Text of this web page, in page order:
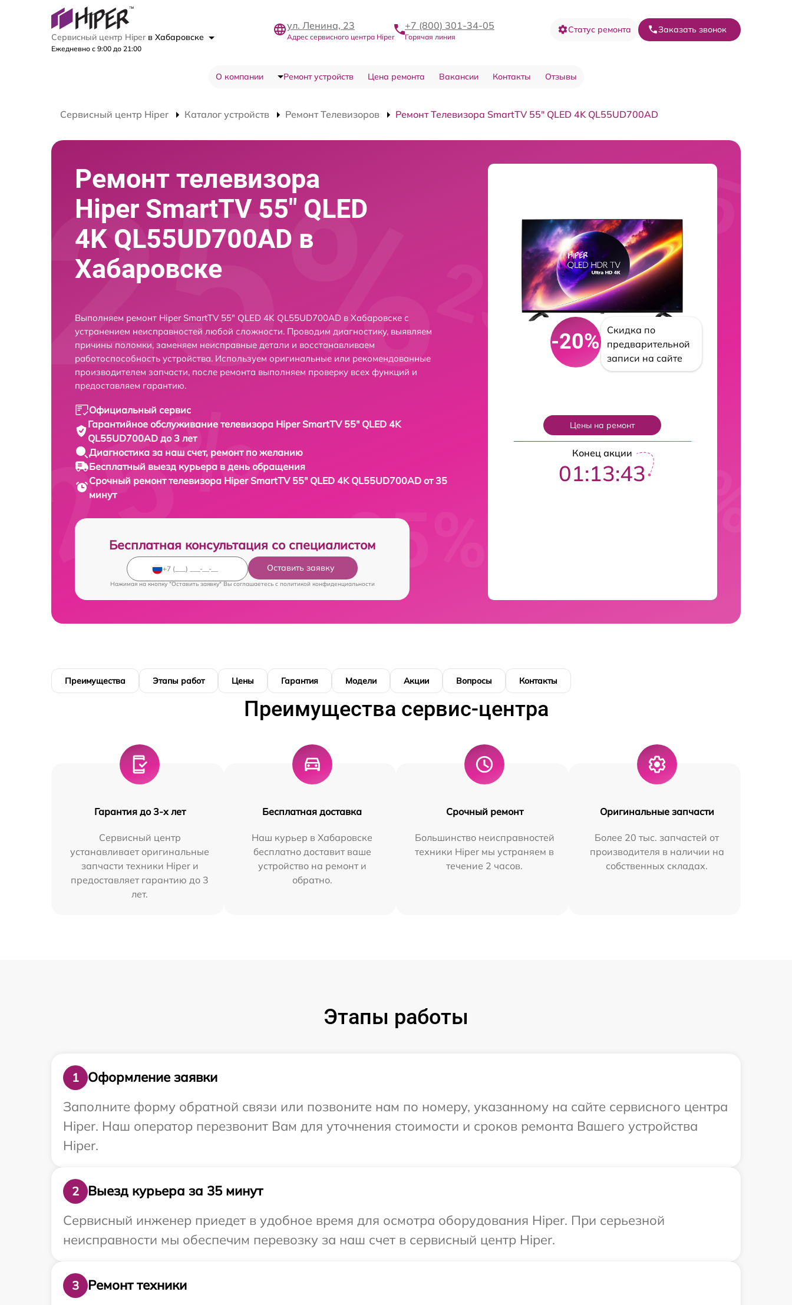
Сервисный центр Hiper в Хабаровске
Ежедневно с 9:00 до 21:00
ул. Ленина, 23
Адрес сервисного центра Hiper
+7 (800) 301-34-05
Горячая линия
Статус ремонта Заказать звонок
О компании Ремонт устройств Цена ремонта Вакансии Контакты Отзывы
Сервисный центр Hiper Каталог устройств Ремонт Телевизоров Ремонт Телевизора SmartTV 55" QLED 4K QL55UD700AD
Ремонт телевизора
Hiper SmartTV 55" QLED
4K QL55UD700AD в
Хабаровске
Выполняем ремонт Hiper SmartTV 55" QLED 4K QL55UD700AD в Хабаровске с
устранением неисправностей любой сложности. Проводим диагностику, выявляем
причины поломки, заменяем неисправные детали и восстанавливаем
работоспособность устройства. Используем оригинальные или рекомендованные
производителем запчасти, после ремонта выполняем проверку всех функций и
предоставляем гарантию.
Официальный сервис
Гарантийное обслуживание телевизора Hiper SmartTV 55" QLED 4K
QL55UD700AD до 3 лет
Диагностика за наш счет, ремонт по желанию
Бесплатный выезд курьера в день обращения
Срочный ремонттелевизора Hiper SmartTV 55" QLED 4K QL55UD700AD от 35
минут
Бесплатная консультация со специалистом
Оставить заявку
Нажимая на кнопку "Оставить заявку" Вы соглашаетесь c политикой конфиденциальности
-20%
Скидка по
предварительной
записи на сайте
Цены на ремонт
Конец акции
01:13:42
Преимущества Этапы работ Цены Гарантия Модели Акции Вопросы Контакты
Преимущества сервис-центра
Гарантия до 3-х лет
Сервисный центр
устанавливает оригинальные
запчасти техники Hiper и
предоставляет гарантию до 3
лет.
Бесплатная доставка
Наш курьер в Хабаровске
бесплатно доставит ваше
устройство на ремонт и
обратно.
Срочный ремонт
Большинство неисправностей
техники Hiper мы устраняем в
течение 2 часов.
Оригинальные запчасти
Более 20 тыс. запчастей от
производителя в наличии на
собственных складах.
Этапы работы
1
Оформление заявки
Заполните форму обратной связи или позвоните нам по номеру, указанному на сайте сервисного центра
Hiper. Наш оператор перезвонит Вам для уточнения стоимости и сроков ремонта Вашего устройства
Hiper.
2
Выезд курьера за 35 минут
Сервисный инженер приедет в удобное время для осмотра оборудования Hiper. При серьезной
неисправности мы обеспечим перевозку за наш счет в сервисный центр Hiper.
3
Ремонт техники